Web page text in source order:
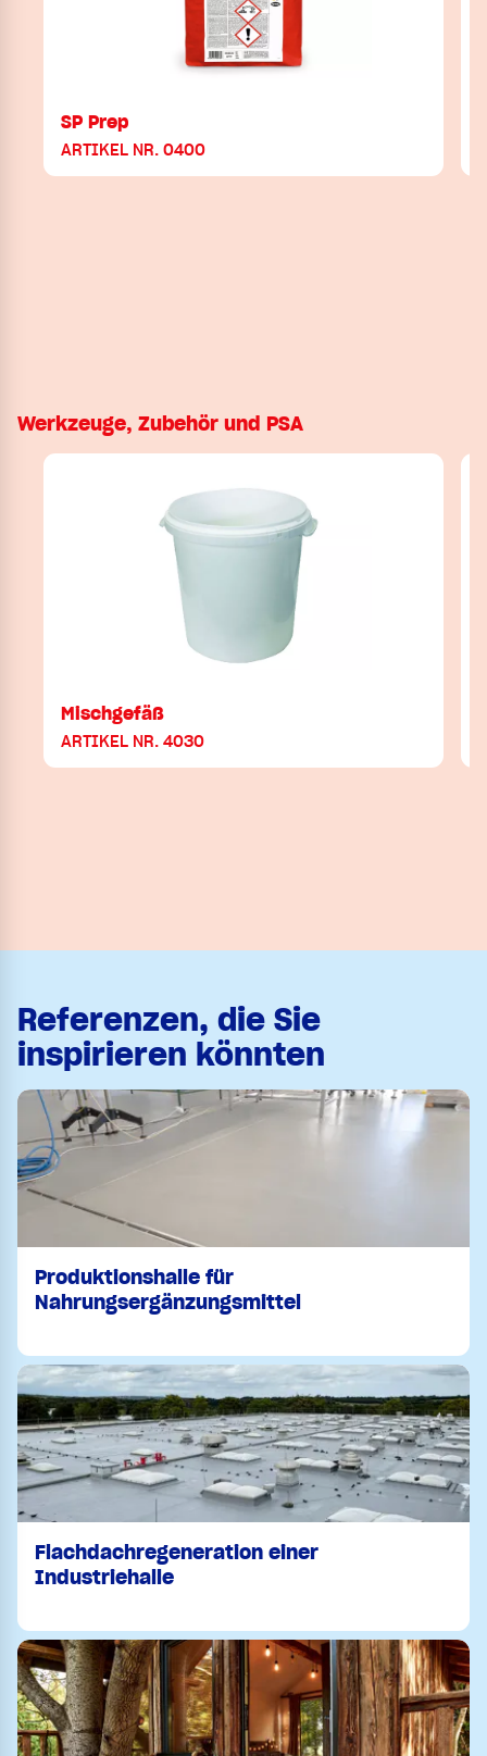
SP Prep
ARTIKEL NR. 0400
Werkzeuge, Zubehör und PSA
Mischgefäß
ARTIKEL NR. 4030
Referenzen, die Sie
inspirieren könnten
Produktionshalle für
Nahrungsergänzungsmittel
Flachdachregeneration einer
Industriehalle